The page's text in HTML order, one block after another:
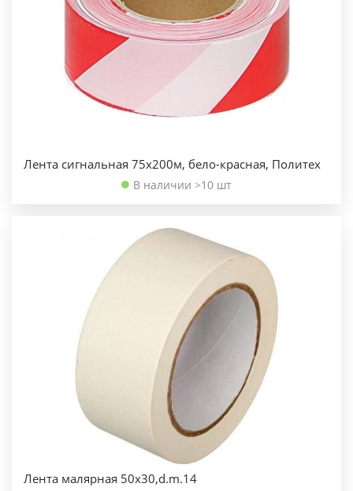
Лента сигнальная 75х200м, бело-красная, Политех
В наличии >10 шт
Лента малярная 50х30,d.m.14